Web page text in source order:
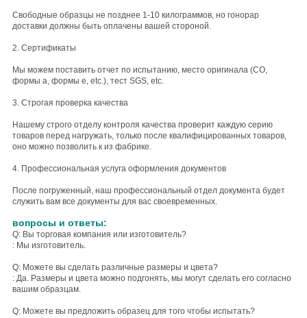
Свободные образцы не позднее 1-10 килограммов, но гонорар
доставки должны быть оплачены вашей стороной.
2. Сертификаты
Мы можем поставить отчет по испытанию, место оригинала (CO,
формы a, формы e, etc.), тест SGS, etc.
3. Строгая проверка качества
Нашему строго отделу контроля качества проверит каждую серию
товаров перед нагружать, только после квалифицированных товаров,
оно можно позволить к из фабрике.
4. Профессиональная услуга оформления документов
После погруженный, наш профессиональный отдел документа будет
служить вам все документы для вас своевременных.
вопросы и ответы:
Q: Вы торговая компания или изготовитель?
: Мы изготовитель.
Q: Можете вы сделать различные размеры и цвета?
: Да. Размеры и цвета можно подгонять, мы могут сделать его согласно
вашим образцам.
Q: Можете вы предложить образец для того чтобы испытать?